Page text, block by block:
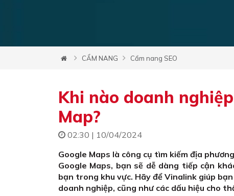
CẨM NANG Cẩm nang SEO
Khi nào doanh
Map?
02:30 | 10/04/2024
Google Maps là công cụ tìm kiếm địa
Google Maps, bạn sẽ dễ dàng tiếp cận
bạn trong khu vực. Hãy để Vinalink giúp
doanh nghiệp, cũng như các dấu hiệu cho